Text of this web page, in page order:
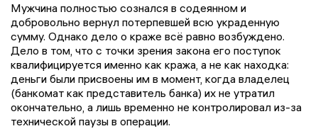
Мужчина полностью сознался в содеянном и
добровольно вернул потерпевшей всю украденную
сумму. Однако дело о краже всё равно возбуждено.
Дело в том, что с точки зрения закона его поступок
квалифицируется именно как кража, а не как находка:
деньги были присвоены им в момент, когда владелец
(банкомат как представитель банка) их не утратил
окончательно, а лишь временно не контролировал из-за
технической паузы в операции.